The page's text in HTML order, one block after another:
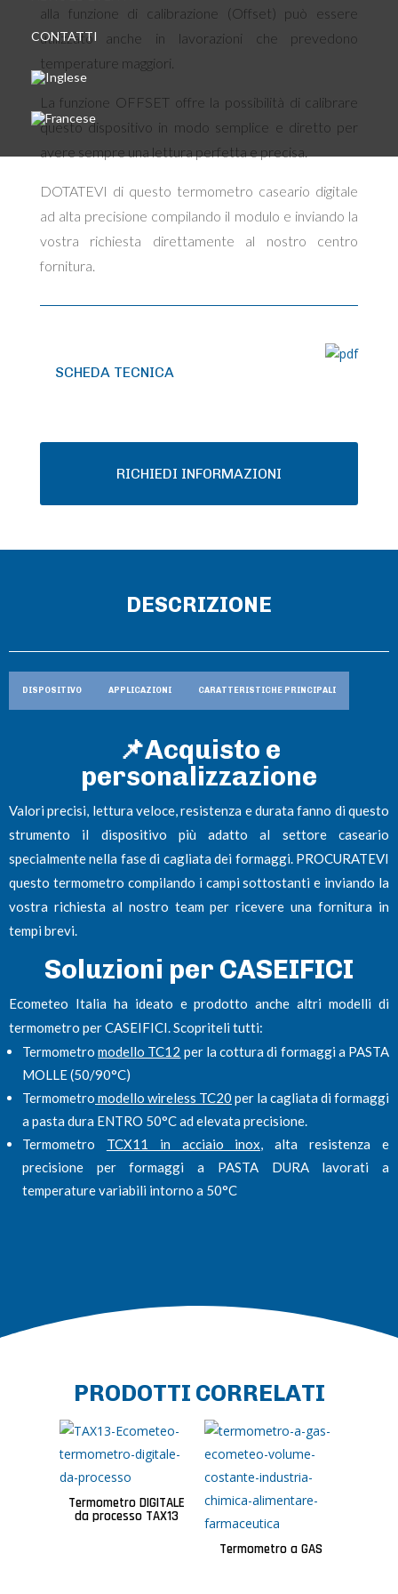
alla funzione di calibrazione (Offset) può essere
utilizzato anche in lavorazioni che prevedono
temperature maggiori.
La funzione OFFSET offre la possibilità di calibrare
questo dispositivo in modo semplice e diretto per
avere sempre una lettura perfetta e precisa.
DOTATEVI di questo termometro caseario digitale
ad alta precisione compilando il modulo e inviando la
vostra richiesta direttamente al nostro centro
fornitura.
SCHEDA TECNICA
RICHIEDI INFORMAZIONI
DESCRIZIONE
DISPOSITIVO APPLICAZIONI CARATTERISTICHE PRINCIPALI
📌Acquisto e
personalizzazione
Valori precisi, lettura veloce, resistenza e durata fanno di questo
strumento il dispositivo più adatto al settore caseario
specialmente nella fase di cagliata dei formaggi. PROCURATEVI
questo termometro compilando i campi sottostanti e inviando la
vostra richiesta al nostro team per ricevere una fornitura in
tempi brevi.
Soluzioni per CASEIFICI
Ecometeo Italia ha ideato e prodotto anche altri modelli di
termometro per CASEIFICI. Scopriteli tutti:
Termometromodello TC12 per la cottura di formaggi a PASTA
MOLLE (50/90°C)
Termometro modello wireless TC20 per la cagliata di formaggi
a pasta dura ENTRO 50°C ad elevata precisione.
Termometro TCX11 in acciaio inox, alta resistenza e
precisione per formaggi a PASTA DURA lavorati a
temperature variabili intorno a 50°C
PRODOTTI CORRELATI
Termometro DIGITALE
da processo TAX13
Termometro a GAS
CONTATTI